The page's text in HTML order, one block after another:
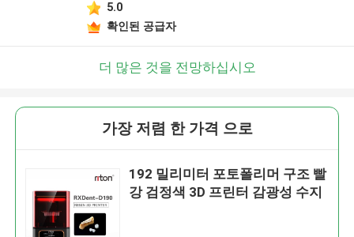
5.0
확인된 공급자
더 많은 것을 전망하십시오
가장 저렴 한 가격 으로
192 밀리미터 포토폴리머 구조 빨
강 검정색 3D 프린터 감광성 수지